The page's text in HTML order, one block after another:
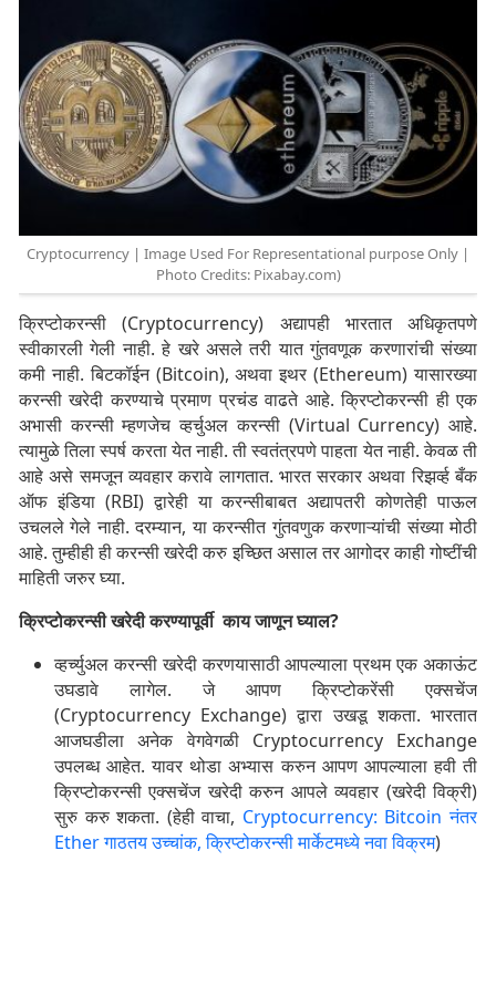
Cryptocurrency | Image Used For Representational purpose Only |
Photo Credits: Pixabay.com)
क्रिप्टोकरन्सी (Cryptocurrency) अद्यापही भारतात अधिकृतपणे
स्वीकारली गेली नाही. हे खरे असले तरी यात गुंतवणूक करणारांची संख्या
कमी नाही. बिटकॉईन (Bitcoin), अथवा इथर (Ethereum) यासारख्या
करन्सी खरेदी करण्याचे प्रमाण प्रचंड वाढते आहे. क्रिप्टोकरन्सी ही एक
अभासी करन्सी म्हणजेच व्हर्चुअल करन्सी (Virtual Currency) आहे.
त्यामुळे तिला स्पर्ष करता येत नाही. ती स्वतंत्रपणे पाहता येत नाही. केवळ ती
आहे असे समजून व्यवहार करावे लागतात. भारत सरकार अथवा रिझर्व्ह बँक
ऑफ इंडिया (RBI) द्वारेही या करन्सीबाबत अद्यापतरी कोणतेही पाऊल
उचलले गेले नाही. दरम्यान, या करन्सीत गुंतवणुक करणाऱ्यांची संख्या मोठी
आहे. तुम्हीही ही करन्सी खरेदी करु इच्छित असाल तर आगोदर काही गोष्टींची
माहिती जरुर घ्या.
क्रिप्टोकरन्सी खरेदी करण्यापूर्वी काय जाणून घ्याल?
व्हर्च्युअल करन्सी खरेदी करणयासाठी आपल्याला प्रथम एक अकाऊंट
उघडावे लागेल. जे आपण क्रिप्टोकरेंसी एक्सचेंज
(Cryptocurrency Exchange) द्वारा उखडू शकता. भारतात
आजघडीला अनेक वेगवेगळी Cryptocurrency Exchange
उपलब्ध आहेत. यावर थोडा अभ्यास करुन आपण आपल्याला हवी ती
क्रिप्टोकरन्सी एक्सचेंज खरेदी करुन आपले व्यवहार (खरेदी विक्री)
सुरु करु शकता. (हेही वाचा, Cryptocurrency: Bitcoin नंतर
Ether गाठतय उच्चांक, क्रिप्टोकरन्सी मार्केटमध्ये नवा विक्रम)